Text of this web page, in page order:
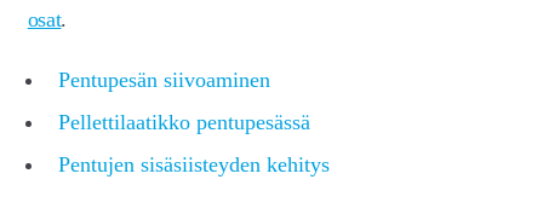
Kauppa
osat.
Pentupesän siivoaminen
Pellettilaatikko pentupesässä
Pentujen sisäsiisteyden kehitys